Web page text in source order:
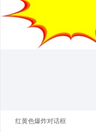
红黄色爆炸对话框